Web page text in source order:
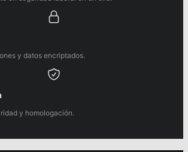
y datos encriptados.
y homologación.